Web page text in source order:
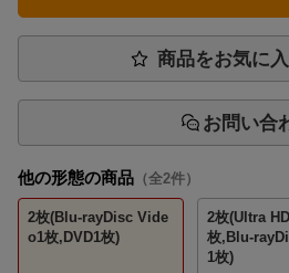
商品をお気に
お問い合
他の形態の商品 （全2件）
2枚(Blu-rayDisc Vide
o1枚,DVD1枚)
2枚(Ultra
枚,Blu-
1枚)